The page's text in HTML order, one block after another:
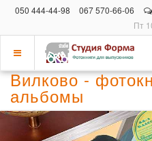
050 444-44-98 067 570-66-06
Пт
Показать
меню
Вилково -
альбомы